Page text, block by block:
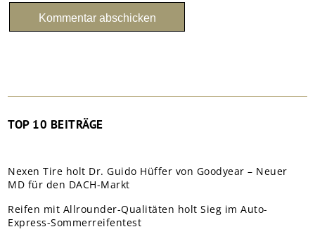
TOP 10 BEITRÄGE
Nexen Tire holt Dr. Guido Hüffer von Goodyear – Neuer
MD für den DACH-Markt
Reifen mit Allrounder-Qualitäten holt Sieg im Auto-
Express-Sommerreifentest